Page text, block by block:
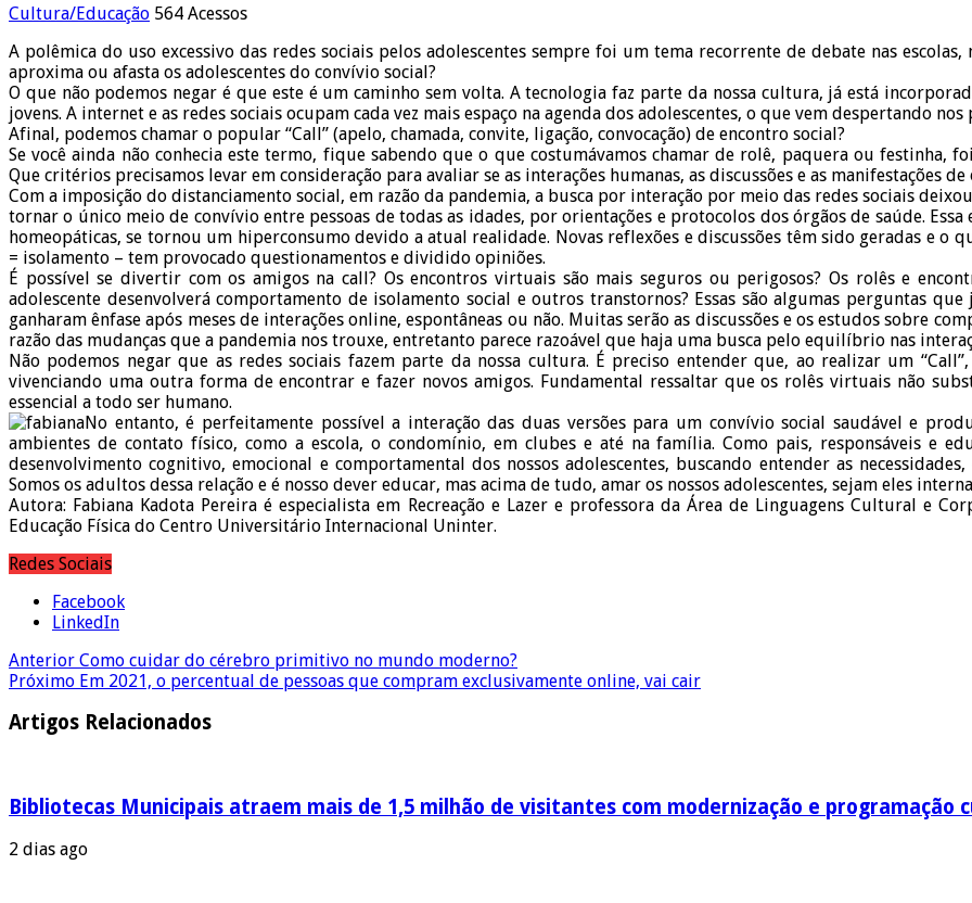
Cultura/Educação 564 Acessos
A polêmica do uso excessivo das redes sociais pelos adolescentes sempre foi um tema recorrente de debate nas
aproxima ou afasta os adolescentes do convívio social?
O que não podemos negar é que este é um caminho sem volta. A tecnologia faz parte da nossa cultura, já está
jovens. A internet e as redes sociais ocupam cada vez mais espaço na agenda dos adolescentes, o que vem despertando
Afinal, podemos chamar o popular “Call” (apelo, chamada, convite, ligação, convocação) de encontro social?
Se você ainda não conhecia este termo, fique sabendo que o que costumávamos chamar de rolê, paquera ou festinha,
Que critérios precisamos levar em consideração para avaliar se as interações humanas, as discussões e as manifestações
Com a imposição do distanciamento social, em razão da pandemia, a busca por interação por meio das redes sociais
tornar o único meio de convívio entre pessoas de todas as idades, por orientações e protocolos dos órgãos de saúde.
homeopáticas, se tornou um hiperconsumo devido a atual realidade. Novas reflexões e discussões têm sido geradas e o
= isolamento – tem provocado questionamentos e dividido opiniões.
É possível se divertir com os amigos na call? Os encontros virtuais são mais seguros ou perigosos? Os rolês e
adolescente desenvolverá comportamento de isolamento social e outros transtornos? Essas são algumas perguntas
ganharam ênfase após meses de interações online, espontâneas ou não. Muitas serão as discussões e os estudos sobre
razão das mudanças que a pandemia nos trouxe, entretanto parece razoável que haja uma busca pelo equilíbrio nas
Não podemos negar que as redes sociais fazem parte da nossa cultura. É preciso entender que, ao realizar um
vivenciando uma outra forma de encontrar e fazer novos amigos. Fundamental ressaltar que os rolês virtuais não
essencial a todo ser humano.
No entanto, é perfeitamente possível a interação das duas versões para um convívio social saudável e
ambientes de contato físico, como a escola, o condomínio, em clubes e até na família. Como pais, responsáveis e
desenvolvimento cognitivo, emocional e comportamental dos nossos adolescentes, buscando entender as
Somos os adultos dessa relação e é nosso dever educar, mas acima de tudo, amar os nossos adolescentes, sejam eles
Autora: Fabiana Kadota Pereira é especialista em Recreação e Lazer e professora da Área de Linguagens Cultural e
Educação Física do Centro Universitário Internacional Uninter.
Redes Sociais
Facebook
LinkedIn
Anterior Como cuidar do cérebro primitivo no mundo moderno?
Próximo Em 2021, o percentual de pessoas que compram exclusivamente online, vai cair
Artigos Relacionados
Bibliotecas Municipais atraem mais de 1,5 milhão de visitantes com modernização e programação
2 dias ago